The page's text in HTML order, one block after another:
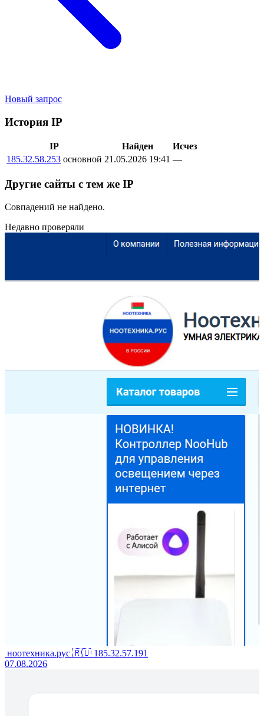
Новый запрос
История IP
IP Найден
Исчез
185.32.58.253 основной 21.05.2026 19:41 —
Другие сайты с тем же IP
Совпадений не найдено.
Недавно проверяли
ноотехника.рус 🇷🇺 185.32.57.191
07.08.2026